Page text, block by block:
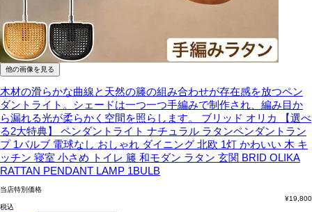
他の画像を見る
木材の滑らかな曲線と天然の籐の組み合わせが存在感を放つペン
ダントライト。シェードは一つ一つ手編みで制作され、編み目か
ら漏れる光が柔らかく空間を照らします。
ブリッド オリカ 【選べ
る2大特典】 ペンダントライト ナチュラル ラタンペンダントラン
プ 1バルブ 電球なし おしゃれ ダイニング 北欧 1灯 かわいい 木 キ
ッチン 寝室 小さめ トイレ 籐 和モダン ラタン 玄関 BRID OLIKA
RATTAN PENDANT LAMP 1BULB
当店特別価格
¥19,800
税込